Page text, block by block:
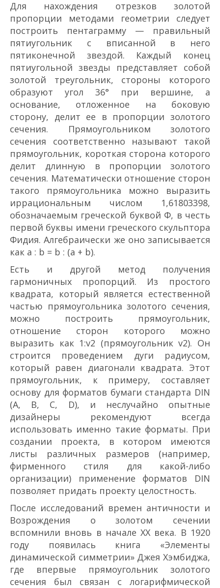
Для нахождения отрезков золотой
пропорции методами геометрии следует
построить пентаграмму — правильный
пятиугольник с вписанной в него
пятиконечной звездой. Каждый конец
пятиугольной звезды представляет собой
золотой треугольник, стороны которого
образуют угол 36° при вершине, а
основание, отложенное на боковую
сторону, делит ее в пропорции золотого
сечения. Прямоугольником золотого
сечения соответственно называют такой
прямоугольник, короткая сторона которого
делит длинную в пропорции золотого
сечения. Математически отношение сторон
такого прямоугольника можно выразить
иррациональным числом 1,61803398,
обозначаемым греческой буквой Ф, в честь
первой буквы имени греческого скульптора
Фидия. Алгебраически же оно записывается
как a : b = b : (a + b).
Есть и другой метод получения
гармоничных пропорций. Из простого
квадрата, который является естественной
частью прямоугольника золотого сечения,
можно построить прямоугольник,
отношение сторон которого можно
выразить как 1:v2 (прямоугольник v2). Он
строится проведением дуги радиусом,
который равен диагонали квадрата. Этот
прямоугольник, к примеру, составляет
основу для форматов бумаги стандарта DIN
(A, B, C, D), и неслучайно опытные
дизайнеры рекомендуют всегда
использовать именно такие форматы. При
создании проекта, в котором имеются
листы различных размеров (например,
фирменного стиля для какой-либо
организации) применение форматов DIN
позволяет придать проекту целостность.
После исследований времен античности и
Возрождения о золотом сечении
вспомнили вновь в начале XX века. В 1920
году появилась книга «Элементы
динамической симметрии» Джея Хэмбиджа,
где впервые прямоугольник золотого
сечения был связан с логарифмической